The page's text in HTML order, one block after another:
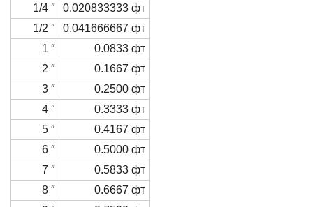
1/4 ″
0.020833333 фт
1/2 ″
0.041666667 фт
1 ″
0.0833 фт
2 ″
0.1667 фт
3 ″
0.2500 фт
4 ″
0.3333 фт
5 ″
0.4167 фт
6 ″
0.5000 фт
7 ″
0.5833 фт
8 ″
0.6667 фт